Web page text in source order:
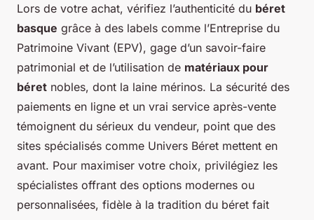
Lors de votre achat, vérifiez l’authenticité du béret
basque grâce à des labels comme l’Entreprise du
Patrimoine Vivant (EPV), gage d’un savoir-faire
patrimonial et de l’utilisation de matériaux pour
béret nobles, dont la laine mérinos. La sécurité des
paiements en ligne et un vrai service après-vente
témoignent du sérieux du vendeur, point que des
sites spécialisés comme Univers Béret mettent en
avant. Pour maximiser votre choix, privilégiez les
spécialistes offrant des options modernes ou
personnalisées, fidèle à la tradition du béret fait